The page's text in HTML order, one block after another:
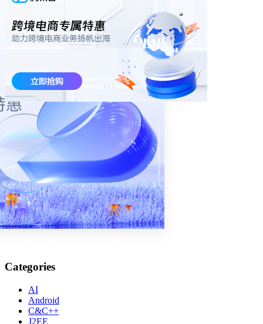
Categories
AI
Android
C&C++
J2EE